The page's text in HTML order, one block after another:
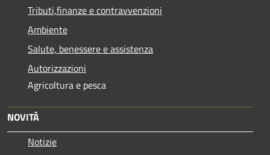
Tributi,finanze e contravvenzioni
Ambiente
Salute, benessere e assistenza
Autorizzazioni
Agricoltura e pesca
NOVITÀ
Notizie